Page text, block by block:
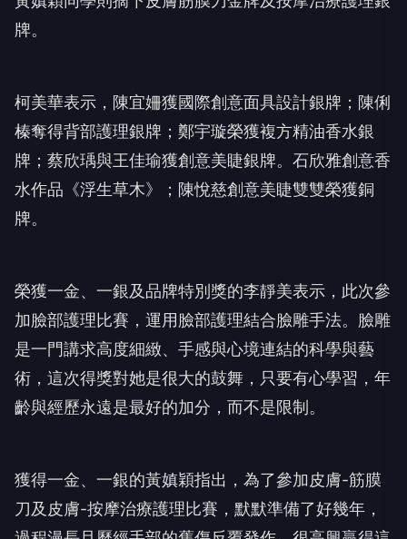
牌。
柯美華表示，陳宜姍獲國際創意面具設計銀牌；陳俐
榛奪得背部護理銀牌；鄭宇璇榮獲複方精油香水銀
牌；蔡欣瑀與王佳瑜獲創意美睫銀牌。石欣雅創意香
水作品《浮生草木》；陳悅慈創意美睫雙雙榮獲銅
牌。
榮獲一金、一銀及品牌特別獎的李靜美表示，此次參
加臉部護理比賽，運用臉部護理結合臉雕手法。臉雕
是一門講求高度細緻、手感與心境連結的科學與藝
術，這次得獎對她是很大的鼓舞，只要有心學習，年
齡與經歷永遠是最好的加分，而不是限制。
獲得一金、一銀的黃嫃穎指出，為了參加皮膚-筋膜
刀及皮膚-按摩治療護理比賽，默默準備了好幾年，